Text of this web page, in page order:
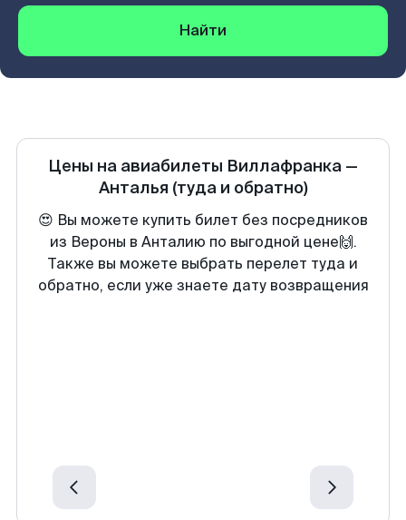
Найти
Цены на авиабилеты Виллафранка —
Анталья (туда и обратно)
😍 Вы можете купить билет без посредников
из Вероны в Анталию по выгодной цене🙌.
Также вы можете выбрать перелет туда и
обратно, если уже знаете дату возвращения